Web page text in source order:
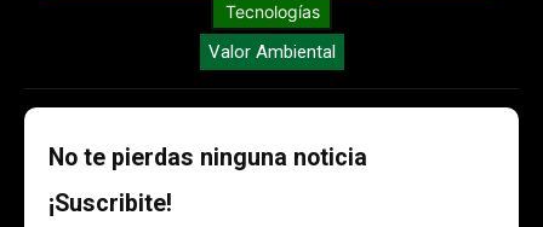
Tecnologías
Valor Ambiental
No te pierdas ninguna noticia
¡Suscribite!